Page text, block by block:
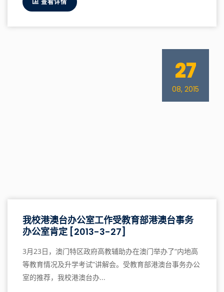
查看详情
27
08, 2015
我校港澳台办公室工作受教育部港澳台事务
办公室肯定 [2013-3-27]
3月23日，澳门特区政府高教辅助办在澳门举办了“内地高
等教育情况及升学考试”讲解会。受教育部港澳台事务办公
室的推荐，我校港澳台办...